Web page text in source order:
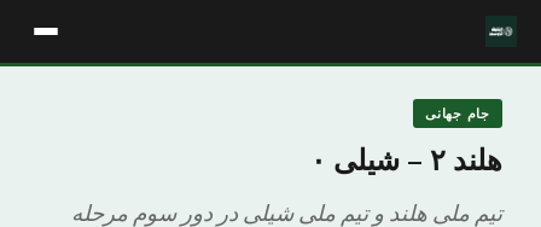
جام جهانی
هلند ۲ – شیلی ۰
تیم ملی هلند و تیم ملی شیلی در دور سوم مرحله